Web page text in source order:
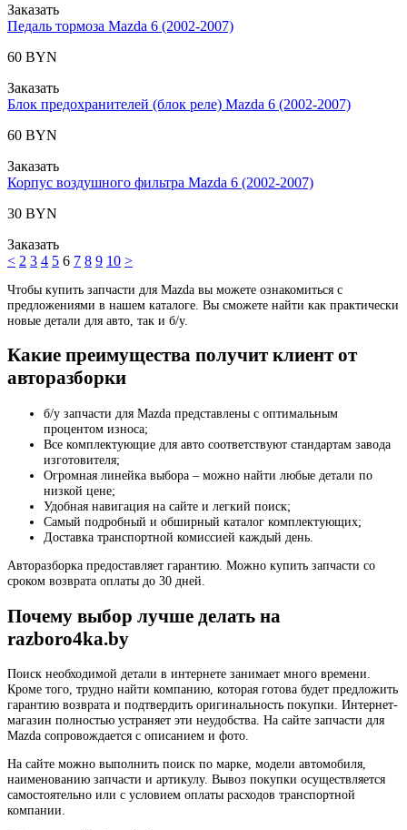
Заказать
Педаль тормоза Mazda 6 (2002-2007)
60 BYN
Заказать
Блок предохранителей (блок реле) Mazda 6 (2002-2007)
60 BYN
Заказать
Корпус воздушного фильтра Mazda 6 (2002-2007)
30 BYN
Заказать
< 2 3 4 5 6 7 8 9 10 >
Чтобы купить запчасти для Mazda вы можете ознакомиться с
предложениями в нашем каталоге. Вы сможете найти как практически
новые детали для авто, так и б/у.
Какие преимущества получит клиент от
авторазборки
б/у запчасти для Mazda представлены с оптимальным
процентом износа;
Все комплектующие для авто соответствуют стандартам завода
изготовителя;
Огромная линейка выбора – можно найти любые детали по
низкой цене;
Удобная навигация на сайте и легкий поиск;
Самый подробный и обширный каталог комплектующих;
Доставка транспортной комиссией каждый день.
Авторазборка предоставляет гарантию. Можно купить запчасти со
сроком возврата оплаты до 30 дней.
Почему выбор лучше делать на
razboro4ka.by
Поиск необходимой детали в интернете занимает много времени.
Кроме того, трудно найти компанию, которая готова будет предложить
гарантию возврата и подтвердить оригинальность покупки. Интернет-
магазин полностью устраняет эти неудобства. На сайте запчасти для
Mazda сопровождается с описанием и фото.
На сайте можно выполнить поиск по марке, модели автомобиля,
наименованию запчасти и артикулу. Вывоз покупки осуществляется
самостоятельно или с условием оплаты расходов транспортной
компании.